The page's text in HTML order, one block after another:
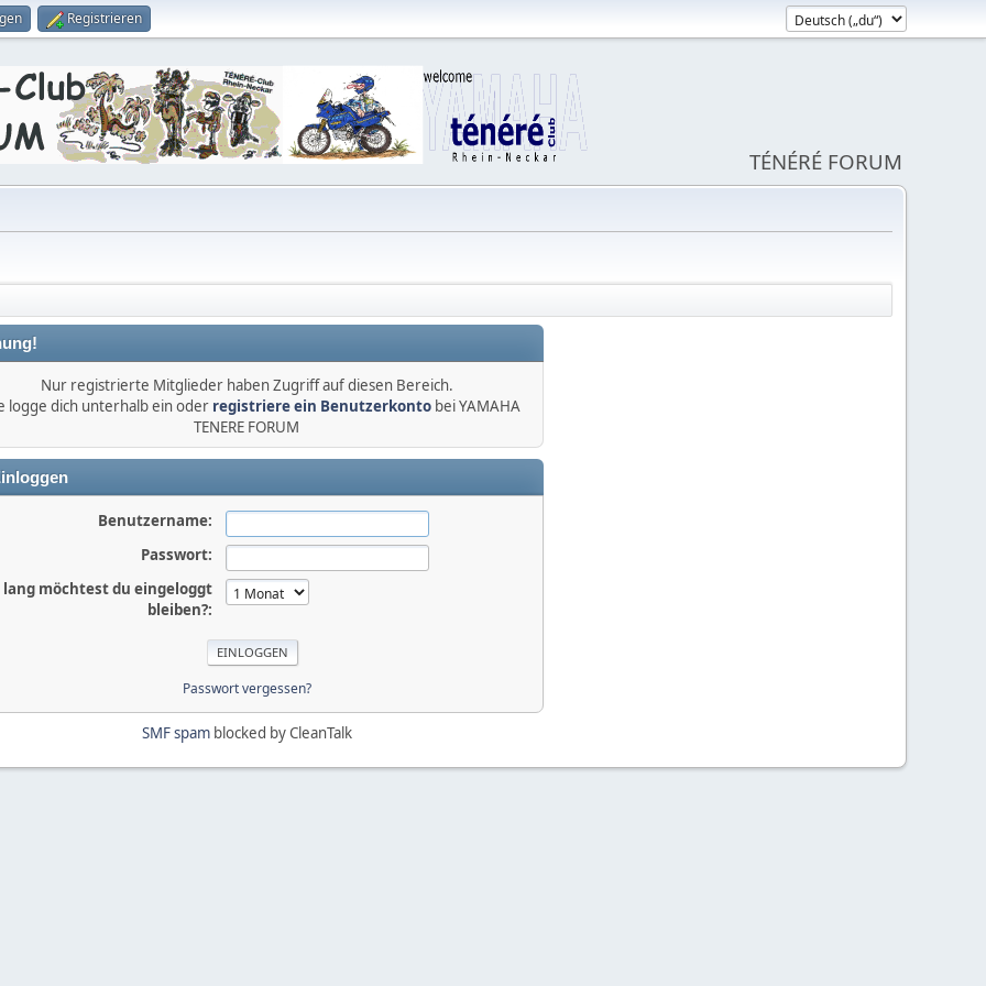
Registrieren
TÉNÉRÉ FORUM
Nur registrierte Mitglieder haben Zugriff auf diesen Bereich.
logge dich unterhalb ein oder registriere ein Benutzerkonto bei YAMAHA
TENERE FORUM
Benutzername:
Passwort:
lang möchtest du eingeloggt
bleiben?:
Passwort vergessen?
SMF spamblocked by CleanTalk